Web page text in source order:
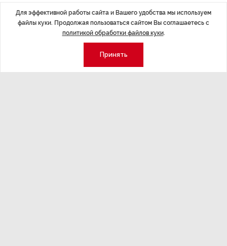
Стиль жизни
Мероприятия
Для эффективной работы сайта и Вашего удобства мы используем
файлы куки. Продолжая пользоваться сайтом Вы соглашаетесь с
политикой обработки файлов куки.
Принять